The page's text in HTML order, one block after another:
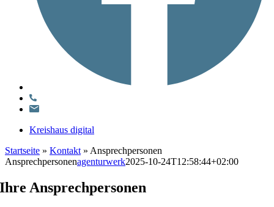
Kreishaus digital
Startseite » Kontakt » Ansprechpersonen
Ansprechpersonenagenturwerk2025-10-24T12:58:44+02:00
Ihre Ansprechpersonen